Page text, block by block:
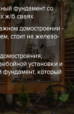
фундамент со
ж/б сваях.
домостроении -
стоит на железо-
установки и
фундамент, который